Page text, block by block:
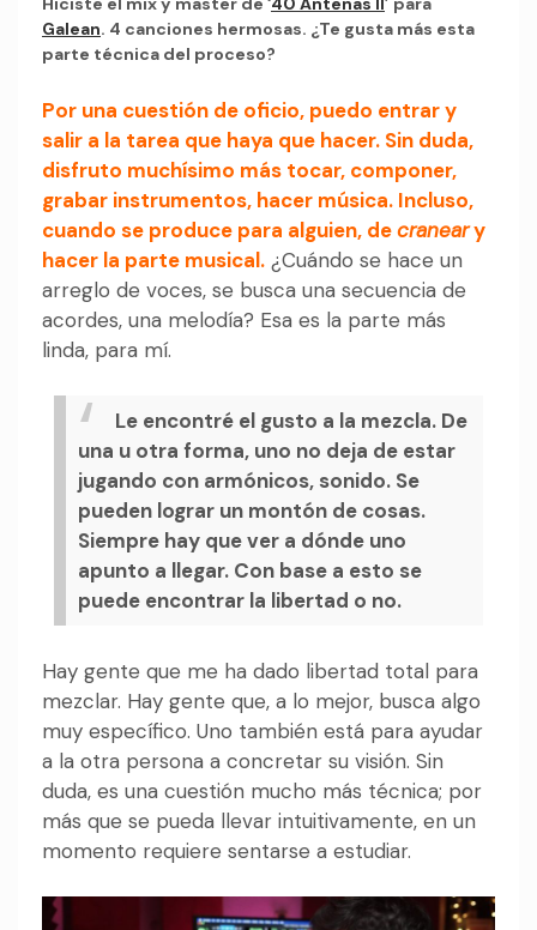
Galean. 4 canciones hermosas. ¿Te gusta más esta
parte técnica del proceso?
Por una cuestión de oficio, puedo entrar y
salir a la tarea que haya que hacer. Sin duda,
disfruto muchísimo más tocar, componer,
grabar instrumentos, hacer música. Incluso,
cuando se produce para alguien, decraneary
hacer la parte musical. ¿Cuándo se hace un
arreglo de voces, se busca una secuencia de
acordes, una melodía? Esa es la parte más
linda, para mí.
Le encontré el gusto a la mezcla. De
una u otra forma, uno no deja de estar
jugando con armónicos, sonido. Se
pueden lograr un montón de cosas.
Siempre hay que ver a dónde uno
apunto a llegar. Con base a esto se
puede encontrar la libertad o no.
Hay gente que me ha dado libertad total para
mezclar. Hay gente que, a lo mejor, busca algo
muy específico. Uno también está para ayudar
a la otra persona a concretar su visión. Sin
duda, es una cuestión mucho más técnica; por
más que se pueda llevar intuitivamente, en un
momento requiere sentarse a estudiar.